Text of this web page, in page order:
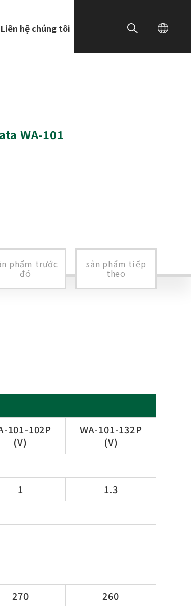
Liên hệ chúng tôi
WA-101
phẩm trước
đó
sản phẩm tiếp
theo
101-102P
(V)
WA-101-132P
(V)
1
1.3
270
260